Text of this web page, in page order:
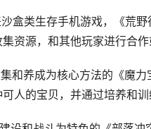
盒类生存手机游戏，《荒
资源，和其他玩家进行合作
和养成为核心方法的《魔
人的宝贝，并通过培养和训